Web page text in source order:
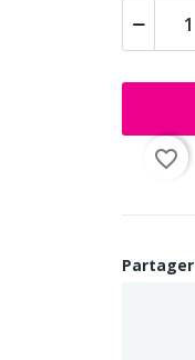
favorite_border
Partager